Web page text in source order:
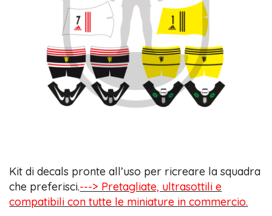
Kit di decals pronte all’uso per ricreare la squadra
che preferisci.---> Pretagliate, ultrasottili e
compatibili con tutte le miniature in commercio.